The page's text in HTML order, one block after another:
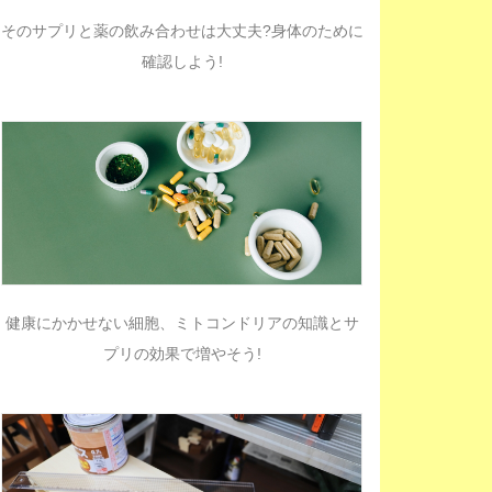
そのサプリと薬の飲み合わせは大丈夫?身体のために
確認しよう!
健康にかかせない細胞、ミトコンドリアの知識とサ
プリの効果で増やそう!